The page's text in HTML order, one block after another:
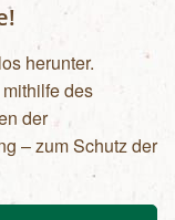
herunter.
des
der
– zum Schutz der